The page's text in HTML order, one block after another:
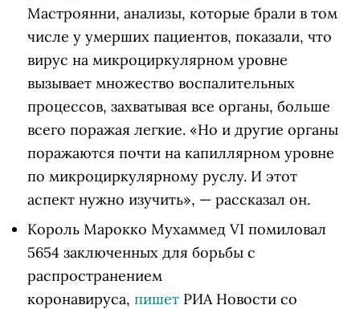
Мастроянни, анализы, которые брали в том
числе у умерших пациентов, показали, что
вирус на микроциркулярном уровне
вызывает множество воспалительных
процессов, захватывая все органы, больше
всего поражая легкие. «Но и другие органы
поражаются почти на капиллярном уровне
по микроциркулярному руслу. И этот
аспект нужно изучить», — рассказал он.
Король Марокко Мухаммед VI помиловал
5654 заключенных для борьбы с
распространением
коронавируса, пишет РИА Новости со